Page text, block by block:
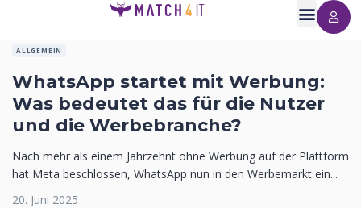
ALLGEMEIN
WhatsApp startet mit Werbung:
Was bedeutet das für die Nutzer
und die Werbebranche?
Nach mehr als einem Jahrzehnt ohne Werbung auf der Plattform
hat Meta beschlossen, WhatsApp nun in den Werbemarkt ein...
20. Juni 2025